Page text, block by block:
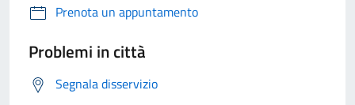
Prenota un appuntamento
Problemi in città
Segnala disservizio